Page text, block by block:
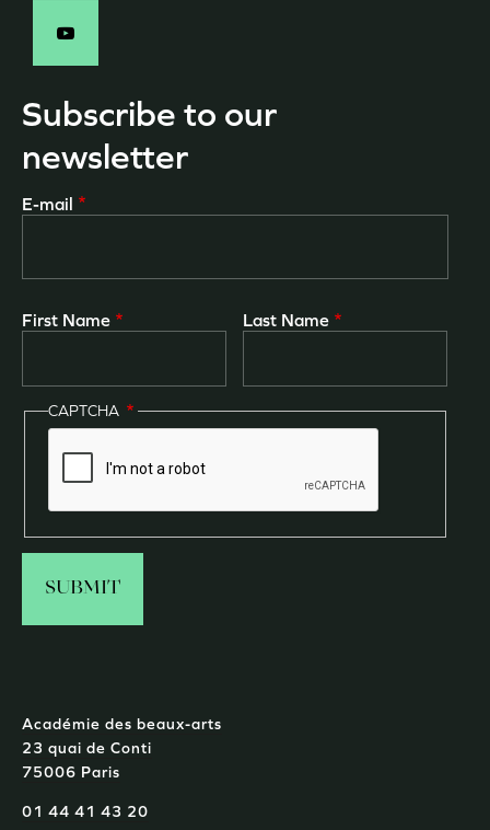
Subscribe to our
newsletter
E-mail
First Name Last Name
CAPTCHA
Académie des beaux-arts
23 quai de Conti
75006 Paris
01 44 41 43 20